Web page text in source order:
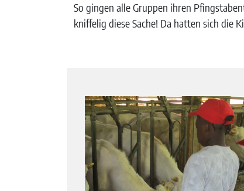
So gingen alle Gruppen ihren
kniffelig diese Sache! Da hatten sich die